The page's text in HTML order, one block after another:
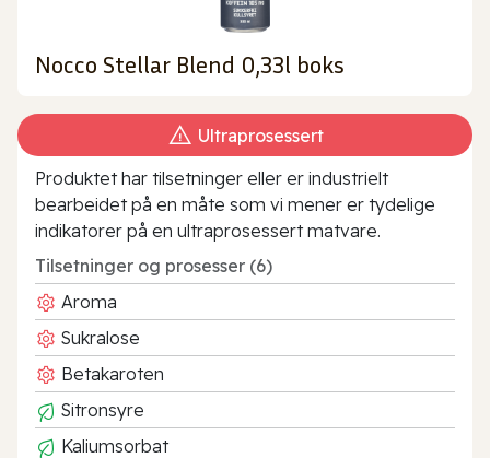
Nocco Stellar Blend 0,33l boks
Ultraprosessert
Produktet har tilsetninger eller er industrielt
bearbeidet på en måte som vi mener er tydelige
indikatorer på en ultraprosessert matvare.
Tilsetninger og prosesser (6)
Aroma
Sukralose
Betakaroten
Sitronsyre
Kaliumsorbat